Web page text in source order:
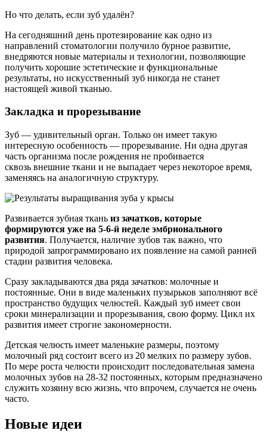
Но что делать, если зуб удалён?
На сегодняшний день протезирование как одно из
направлений стоматологии получило бурное развитие,
внедряются новые материалы и технологии, позволяющие
получить хорошие эстетические и функциональные
результаты, но искусственный зуб никогда не станет
настоящей живой тканью.
Закладка и прорезывание
Зуб — удивительный орган. Только он имеет такую
интересную особенность — прорезывание. Ни одна другая
часть организма после рождения не пробивается
сквозь внешние ткани и не выпадает через некоторое время,
заменяясь на аналогичную структуру.
Развивается зубная ткань из зачатков, которые
формируются уже на 5-6-й неделе эмбрионального
развития. Получается, наличие зубов так важно, что
природой запрограммировано их появление на самой ранней
стадии развития человека.
Сразу закладываются два ряда зачатков: молочные и
постоянные. Они в виде маленьких пузырьков заполняют всё
пространство будущих челюстей. Каждый зуб имеет свои
сроки минерализации и прорезывания, свою форму. Цикл их
развития имеет строгие закономерности.
Детская челюсть имеет маленькие размеры, поэтому
молочный ряд состоит всего из 20 мелких по размеру зубов.
По мере роста челюсти происходит последовательная замена
молочных зубов на 28-32 постоянных, которым предназначено
служить хозяину всю жизнь, что впрочем, случается не очень
часто.
Новые идеи